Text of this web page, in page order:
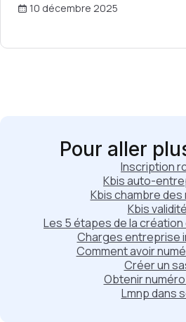
10 décembre 2025
Pour aller
Inscription
Kbis auto-
Kbis chambre
Kbis validité
Les 5 étapes de la
Charges entreprise
Comment avoir
Créer un
Obtenir
Lmnp dans